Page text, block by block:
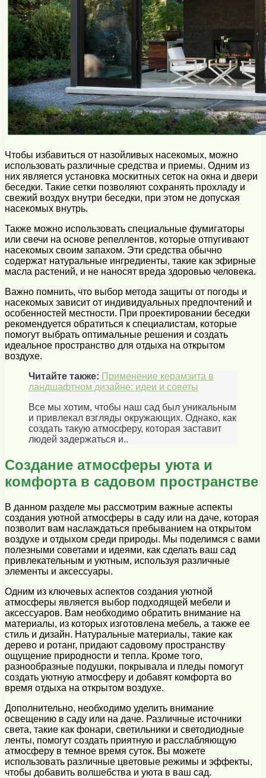
Чтобы избавиться от назойливых насекомых, можно
использовать различные средства и приемы. Одним из
них является установка москитных сеток на окна и двери
беседки. Такие сетки позволяют сохранять прохладу и
свежий воздух внутри беседки, при этом не допуская
насекомых внутрь.
Также можно использовать специальные фумигаторы
или свечи на основе репеллентов, которые отпугивают
насекомых своим запахом. Эти средства обычно
содержат натуральные ингредиенты, такие как эфирные
масла растений, и не наносят вреда здоровью человека.
Важно помнить, что выбор метода защиты от погоды и
насекомых зависит от индивидуальных предпочтений и
особенностей местности. При проектировании беседки
рекомендуется обратиться к специалистам, которые
помогут выбрать оптимальные решения и создать
идеальное пространство для отдыха на открытом
воздухе.
Читайте также: Применение керамзита в
ландшафтном дизайне: идеи и советы
Все мы хотим, чтобы наш сад был уникальным
и привлекал взгляды окружающих. Однако, как
создать такую атмосферу, которая заставит
людей задержаться и..
Создание атмосферы уюта и
комфорта в садовом пространстве
В данном разделе мы рассмотрим важные аспекты
создания уютной атмосферы в саду или на даче, которая
позволит вам наслаждаться пребыванием на открытом
воздухе и отдыхом среди природы. Мы поделимся с вами
полезными советами и идеями, как сделать ваш сад
привлекательным и уютным, используя различные
элементы и аксессуары.
Одним из ключевых аспектов создания уютной
атмосферы является выбор подходящей мебели и
аксессуаров. Вам необходимо обратить внимание на
материалы, из которых изготовлена мебель, а также ее
стиль и дизайн. Натуральные материалы, такие как
дерево и ротанг, придают садовому пространству
ощущение природности и тепла. Кроме того,
разнообразные подушки, покрывала и пледы помогут
создать уютную атмосферу и добавят комфорта во
время отдыха на открытом воздухе.
Дополнительно, необходимо уделить внимание
освещению в саду или на даче. Различные источники
света, такие как фонари, светильники и светодиодные
ленты, помогут создать приятную и расслабляющую
атмосферу в темное время суток. Вы можете
использовать различные цветовые режимы и эффекты,
чтобы добавить волшебства и уюта в ваш сад.